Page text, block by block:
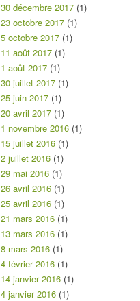
30 décembre 2017 (1)
23 octobre 2017 (1)
5 octobre 2017 (1)
11 août 2017 (1)
1 août 2017 (1)
30 juillet 2017 (1)
25 juin 2017 (1)
20 avril 2017 (1)
1 novembre 2016 (1)
15 juillet 2016 (1)
2 juillet 2016 (1)
29 mai 2016 (1)
26 avril 2016 (1)
25 avril 2016 (1)
21 mars 2016 (1)
13 mars 2016 (1)
8 mars 2016 (1)
4 février 2016 (1)
14 janvier 2016 (1)
4 janvier 2016 (1)